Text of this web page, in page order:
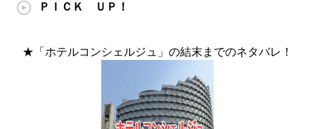
ＰＩＣＫ ＵＰ！
★「ホテルコンシェルジュ」の結末までのネタバレ！